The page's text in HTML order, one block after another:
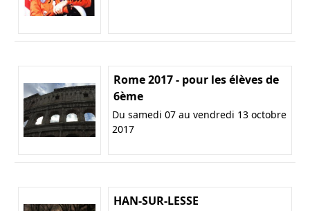
Rome 2017 - pour les élèves de
6ème
Du samedi 07 au vendredi 13 octobre
2017
HAN-SUR-LESSE